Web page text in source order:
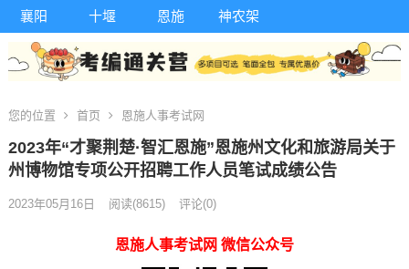
襄阳
十堰 恩施 神农架
您的位置 首页 恩施人事考试网
2023年“才聚荆楚·智汇恩施”恩施州文化和旅游局关于
州博物馆专项公开招聘工作人员笔试成绩公告
2023年05月16日 阅读(8615) 评论(0)
恩施人事考试网 微信公众号